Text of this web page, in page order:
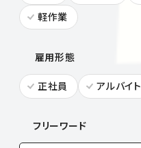
軽作業
雇用形態
正社員 アルバイト
フリーワード